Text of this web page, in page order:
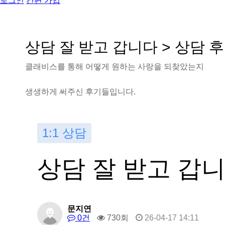
상담 잘 받고 갑니 다 > 상담 후
클래 비 스를 통해 어 떻게 원하는 사랑을 되 찾았는지
생생하게 써 주신 후기 들입니 다.
1:1 상담
상담 잘 받고 갑
문지연
0건
730회 26-04-17 14:11